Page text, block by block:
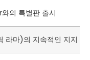
의 특별판 출시
라마)의 지속적인 지지